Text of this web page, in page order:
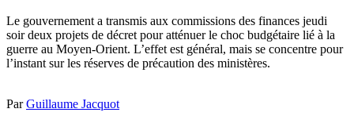
Le gouvernement a transmis aux commissions des finances jeudi
soir deux projets de décret pour atténuer le choc budgétaire lié à la
guerre au Moyen-Orient. L’effet est général, mais se concentre pour
l’instant sur les réserves de précaution des ministères.
ParGuillaume Jacquot